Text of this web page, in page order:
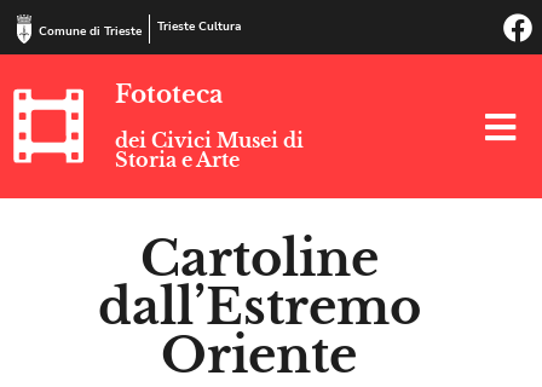
Comune di Trieste Trieste Cultura
Fototeca
dei Civici Musei di
Storia e Arte
Cartoline
dall’Estremo
Oriente